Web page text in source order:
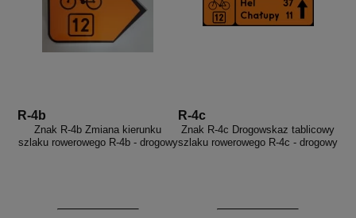
R-4b
Znak R-4b Zmiana kierunku
szlaku rowerowego R-4b - drogowy
R-4c
Znak R-4c Drogowskaz tablicowy
szlaku rowerowego R-4c - drogowy